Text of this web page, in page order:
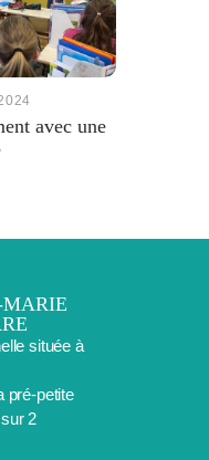
avec une
située à
pré-petite
2